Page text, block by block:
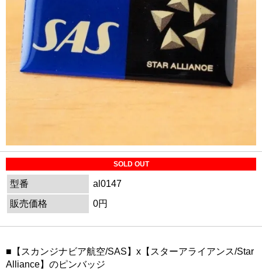
SOLD OUT
型番
al0147
販売価格
0円
■【スカンジナビア航空/SAS】x【スターアライアンス/Star
Alliance】のピンバッジ